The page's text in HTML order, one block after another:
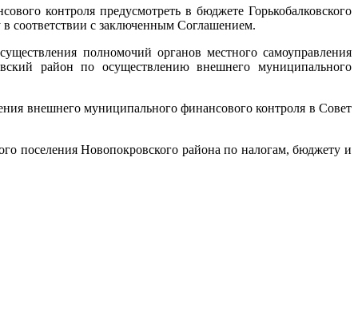
контроля предусмотреть в бюджете Горькобалковского
в соответствии с заключенным Соглашением.
полномочий органов местного самоуправления
район по осуществлению внешнего муниципального
внешнего муниципального финансового контроля в Совет
поселения Новопокровского района по налогам, бюджету и